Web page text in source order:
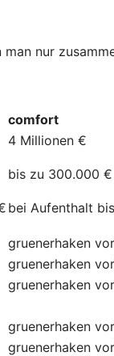
nur
comfort
4 Millionen €
bis zu 300.000 €
bei Aufenthalt
gruenerhaken
gruenerhaken
gruenerhaken
gruenerhaken
gruenerhaken